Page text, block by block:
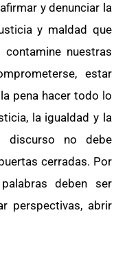
y denunciar la
y maldad que
nuestras
estar
pena hacer todo lo
la igualdad y la
discurso no debe
cerradas. Por
deben ser
perspectivas, abrir